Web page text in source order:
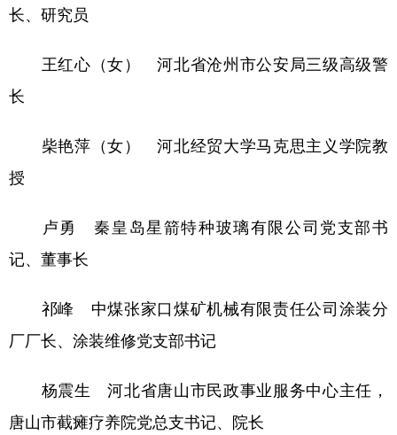
长、研究员
王红心（女） 河北省沧州市公安局三级高级警
长
柴艳萍（女） 河北经贸大学马克思主义学院教
授
卢勇 秦皇岛星箭特种玻璃有限公司党支部书
记、董事长
祁峰 中煤张家口煤矿机械有限责任公司涂装分
厂厂长、涂装维修党支部书记
杨震生 河北省唐山市民政事业服务中心主任，
唐山市截瘫疗养院党总支书记、院长